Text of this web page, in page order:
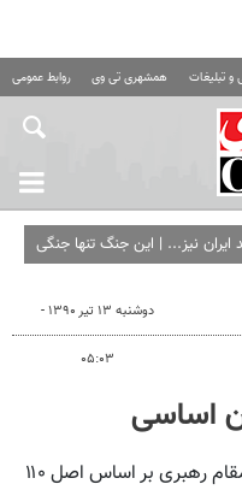
و تبلیغات همشهری تی وی روابط عمومی
نیز... | این جنگ تنها جنگی
دوشنبه ۱۳ تیر ۱۳۹۰ -
۰۵:۰۳
همشهری آنلاین: وظایف‏ و اختیارات‏ مقام رهبری بر اساس اصل ۱۱۰